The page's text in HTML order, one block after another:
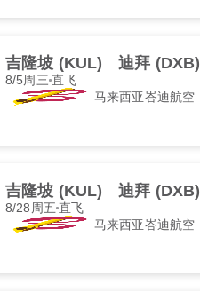
吉隆坡 (KUL) 迪拜 (DXB)
8/5周三 直飞
马来西亚峇迪航空
吉隆坡 (KUL) 迪拜 (DXB)
8/28周五 直飞
马来西亚峇迪航空